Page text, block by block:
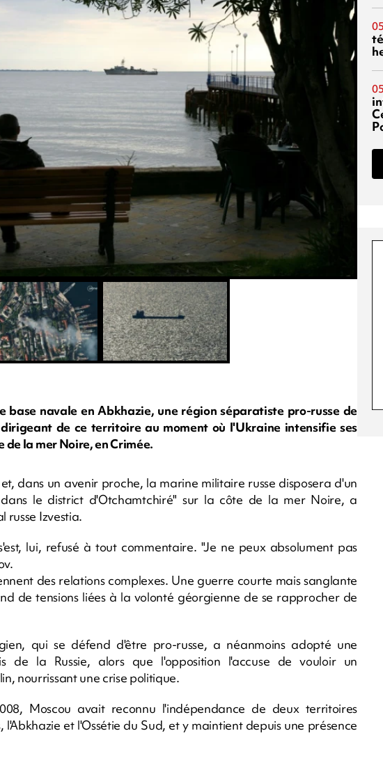
base navale en Abkhazie, une région séparatiste pro-russe de
de ce territoire au moment où l'Ukraine intensifie ses
la mer Noire, en Crimée.
dans un avenir proche, la marine militaire russe disposera d'un
le district d'Otchamtchiré" sur la côte de la mer Noire, a
russe Izvestia.
lui, refusé à tout commentaire. "Je ne peux absolument pas
des relations complexes. Une guerre courte mais sanglante
de tensions liées à la volonté géorgienne de se rapprocher de
qui se défend d'être pro-russe, a néanmoins adopté une
de la Russie, alors que l'opposition l'accuse de vouloir un
nourrissant une crise politique.
Moscou avait reconnu l'indépendance de deux territoires
et l'Ossétie du Sud, et y maintient depuis une présence